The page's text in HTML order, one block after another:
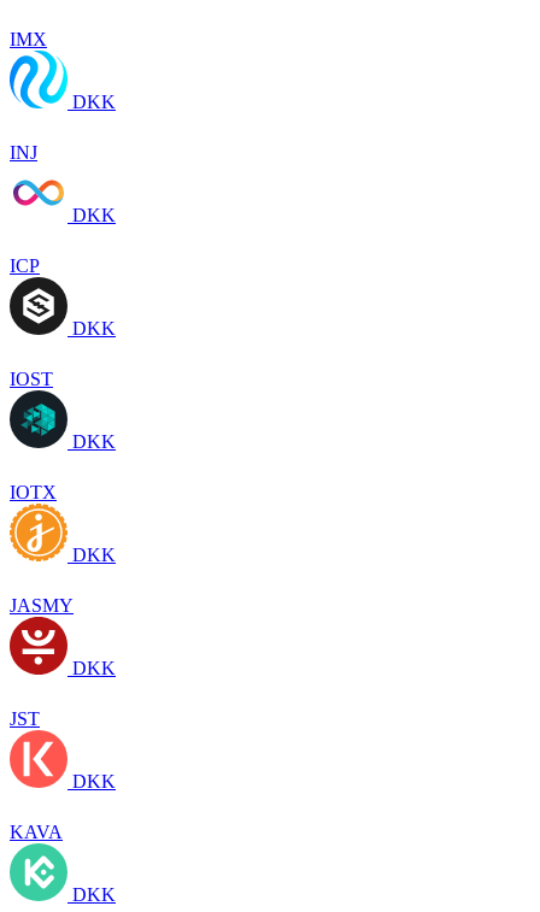
IMX
DKK
INJ
DKK
ICP
DKK
IOST
DKK
IOTX
DKK
JASMY
DKK
JST
DKK
KAVA
DKK